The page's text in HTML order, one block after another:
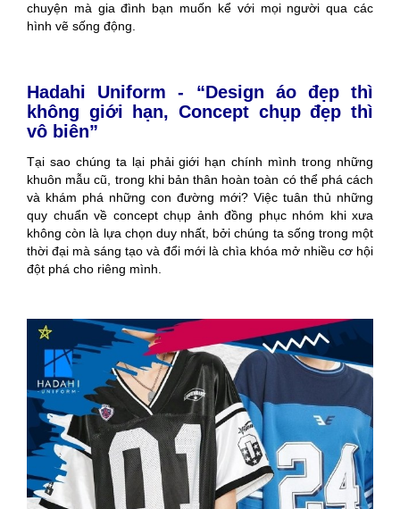
chuyện mà gia đình bạn muốn kể với mọi người qua các
hình vẽ sống động.
Hadahi Uniform - “Design áo đẹp thì
không giới hạn, Concept chụp đẹp thì
vô biên”
Tại sao chúng ta lại phải giới hạn chính mình trong những
khuôn mẫu cũ, trong khi bản thân hoàn toàn có thể phá cách
và khám phá những con đường mới? Việc tuân thủ những
quy chuẩn về concept chụp ảnh đồng phục nhóm khi xưa
không còn là lựa chọn duy nhất, bởi chúng ta sống trong một
thời đại mà sáng tạo và đổi mới là chìa khóa mở nhiều cơ hội
đột phá cho riêng mình.